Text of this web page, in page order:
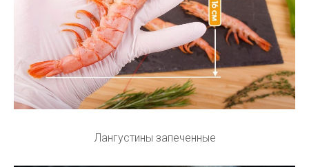
Лангустины запеченные